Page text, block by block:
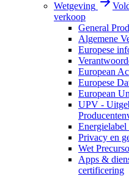
Wetgeving
verkoop
General
Algemene
Europese
European
Europese
European
UPV -
Privacy en
Wet
Apps &
certificering